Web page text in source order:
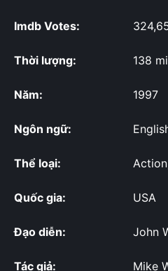
Imdb Votes:
Thời lượng: 138
Năm: 1997
Ngôn ngữ:
Thể loại:
Quốc gia: USA
Đạo diễn: John
Tác giả: Mike